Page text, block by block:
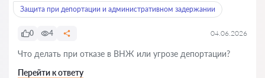
Защита при депортации и административном задержании
0 4 04.06.2026
Что делать при отказе в ВНЖ или угрозе депортации?
Перейти к ответу